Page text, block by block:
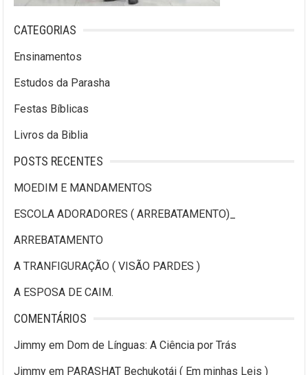
CATEGORIAS
Ensinamentos
Estudos da Parasha
Festas Bíblicas
Livros da Biblia
POSTS RECENTES
MOEDIM E MANDAMENTOS
ESCOLA ADORADORES ( ARREBATAMENTO)_
ARREBATAMENTO
A TRANFIGURAÇÃO ( VISÃO PARDES )
A ESPOSA DE CAIM.
COMENTÁRIOS
Jimmy em Dom de Línguas: A Ciência por Trás
Jimmy em PARASHAT Bechukotái ( Em minhas Leis )